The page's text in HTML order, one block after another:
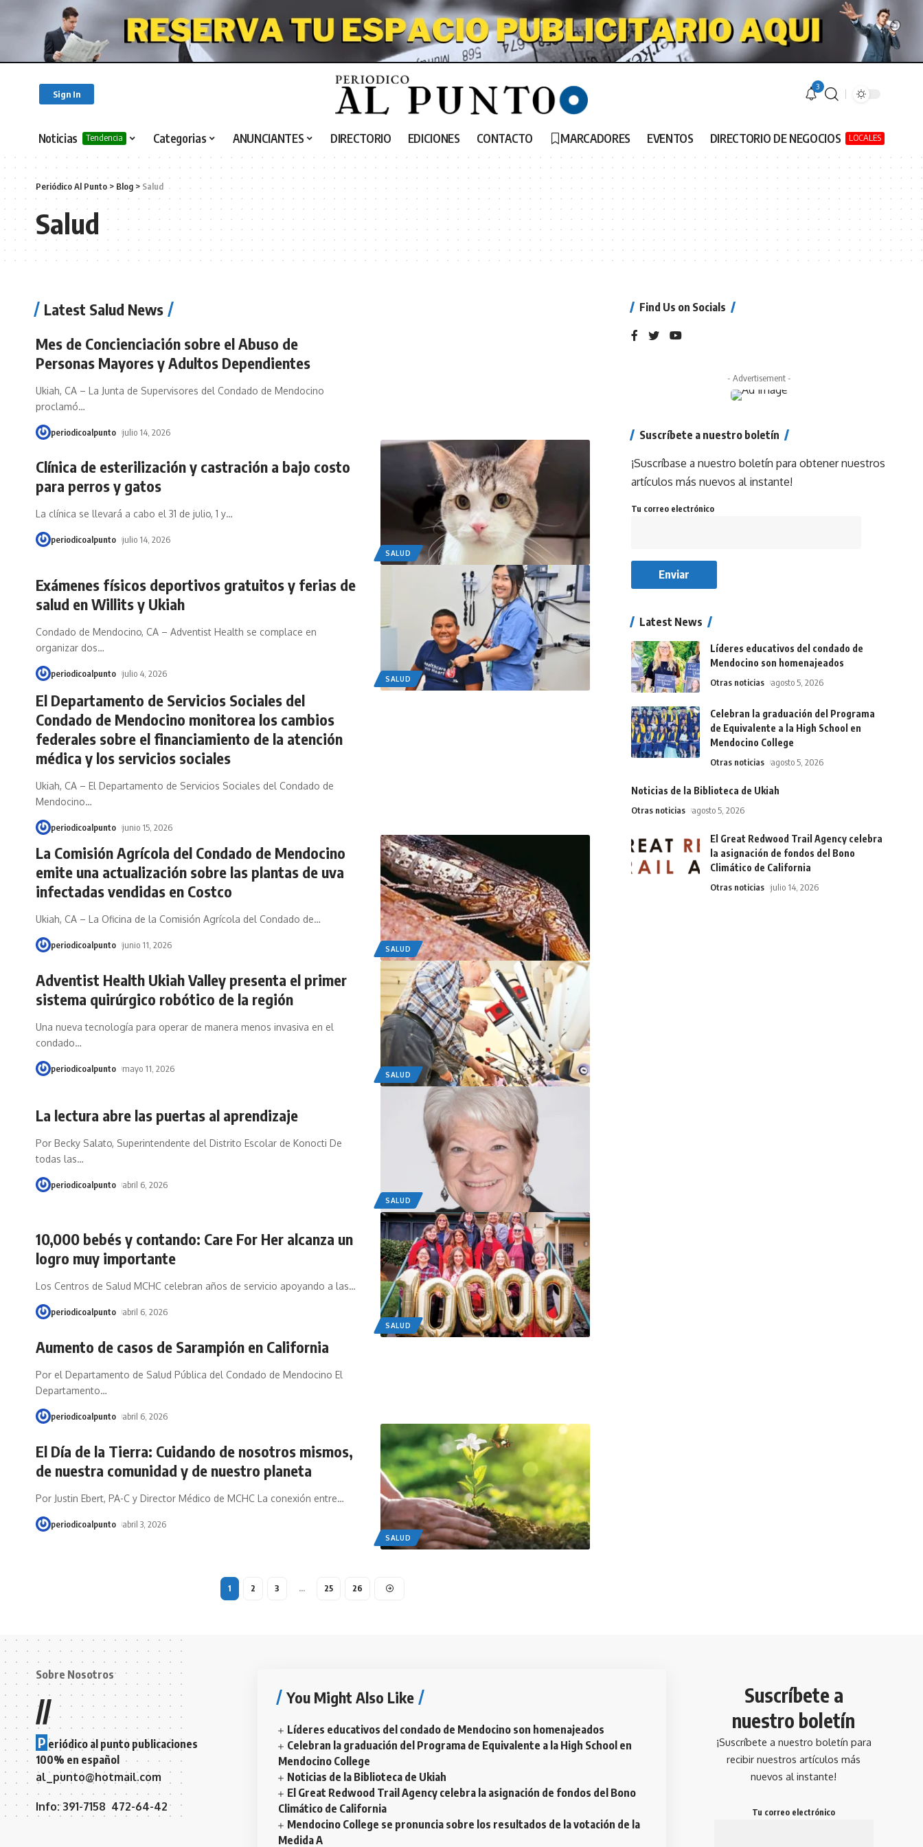
Sign In
3
Noticias Tendencia Categorias ANUNCIANTES DIRECTORIO EDICIONES CONTACTO MARCADORES EVENTOS DIRECTORIO DE NEGOCIOS LOCALES
Periódico Al Punto> Blog > Salud
Salud
Latest Salud News
Mes de Concienciación sobre el Abuso de
Personas Mayores y Adultos Dependientes
Ukiah, CA – La Junta de Supervisores del Condado de Mendocino
proclamó…
periodicoalpunto julio 14, 2026
SALUD
Clínica de esterilización y castración a bajo costo
para perros y gatos
La clínica se llevará a cabo el 31 de julio, 1 y…
periodicoalpunto julio 14, 2026
SALUD
Exámenes físicos deportivos gratuitos y ferias de
salud en Willits y Ukiah
Condado de Mendocino, CA – Adventist Health se complace en
organizar dos…
periodicoalpunto julio 4, 2026
El Departamento de Servicios Sociales del
Condado de Mendocino monitorea los cambios
federales sobre el financiamiento de la atención
médica y los servicios sociales
Ukiah, CA – El Departamento de Servicios Sociales del Condado de
Mendocino…
periodicoalpunto junio 15, 2026
SALUD
La Comisión Agrícola del Condado de Mendocino
emite una actualización sobre las plantas de uva
infectadas vendidas en Costco
Ukiah, CA – La Oficina de la Comisión Agrícola del Condado de…
periodicoalpunto junio 11, 2026
SALUD
Adventist Health Ukiah Valley presenta el primer
sistema quirúrgico robótico de la región
Una nueva tecnología para operar de manera menos invasiva en el
condado…
periodicoalpunto mayo 11, 2026
SALUD
La lectura abre las puertas al aprendizaje
Por Becky Salato, Superintendente del Distrito Escolar de Konocti De
todas las…
periodicoalpunto abril 6, 2026
SALUD
10,000 bebés y contando: Care For Her alcanza un
logro muy importante
Los Centros de Salud MCHC celebran años de servicio apoyando a las…
periodicoalpunto abril 6, 2026
Aumento de casos de Sarampión en California
Por el Departamento de Salud Pública del Condado de Mendocino El
Departamento…
periodicoalpunto abril 6, 2026
SALUD
El Día de la Tierra: Cuidando de nosotros mismos,
de nuestra comunidad y de nuestro planeta
Por Justin Ebert, PA-C y Director Médico de MCHC La conexión entre…
periodicoalpunto abril 3, 2026
1 2 3 … 25 26
Find Us on Socials
- Advertisement -
Suscríbete a nuestro boletín
¡Suscríbase a nuestro boletín para obtener nuestros
artículos más nuevos al instante!
Tu correo electrónico
Latest News
Líderes educativos del condado de
Mendocino son homenajeados
Otras noticias agosto 5, 2026
Celebran la graduación del Programa
de Equivalente a la High School en
Mendocino College
Otras noticias agosto 5, 2026
Noticias de la Biblioteca de Ukiah
Otras noticias agosto 5, 2026
El Great Redwood Trail Agency celebra
la asignación de fondos del Bono
Climático de California
Otras noticias julio 14, 2026
Sobre Nosotros
//
P eriódico al punto publicaciones
100% en español
al_punto@hotmail.com
Info: 391-7158 472-64-42
You Might Also Like
Líderes educativos del condado de Mendocino son homenajeados
Celebran la graduación del Programa de Equivalente a la High School en
Mendocino College
Noticias de la Biblioteca de Ukiah
El Great Redwood Trail Agency celebra la asignación de fondos del Bono
Climático de California
Mendocino College se pronuncia sobre los resultados de la votación de la
Medida A
Suscríbete a
nuestro boletín
¡Suscríbete a nuestro boletín para
recibir nuestros artículos más
nuevos al instante!
Tu correo electrónico